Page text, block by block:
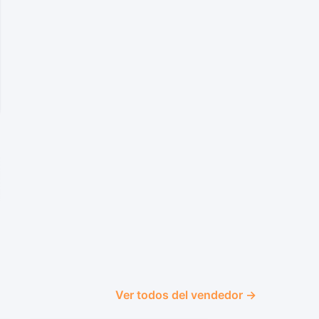
Ver todos del vendedor →